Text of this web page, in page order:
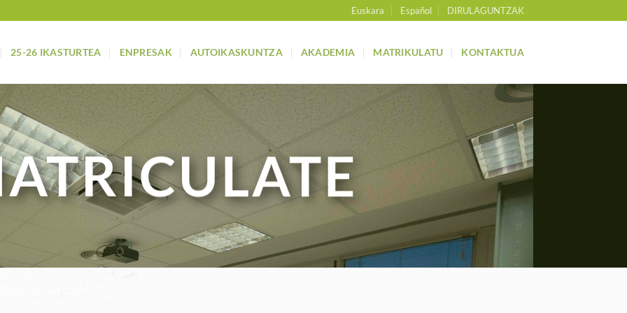
Euskara Español DIRULAGUNTZAK
25-26 IKASTURTEA ENPRESAK AUTOIKASKUNTZA AKADEMIA MATRIKULATU KONTAKTUA